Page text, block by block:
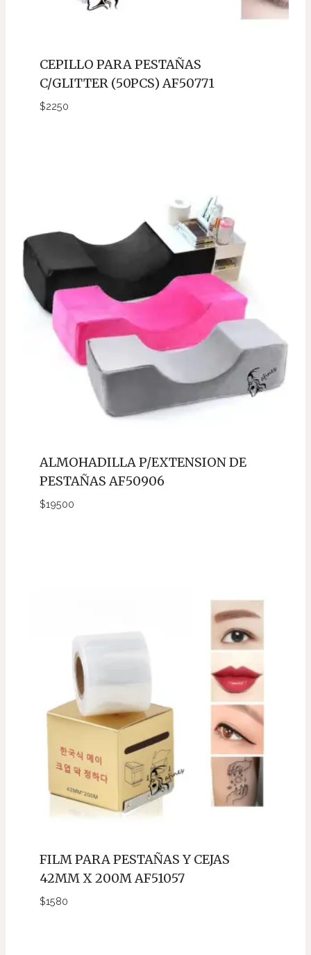
CEPILLO PARA PESTAÑAS
C/GLITTER (50PCS) AF50771
$2250
ALMOHADILLA P/EXTENSION DE
PESTAÑAS AF50906
$19500
FILM PARA PESTAÑAS Y CEJAS
42MM X 200M AF51057
$1580